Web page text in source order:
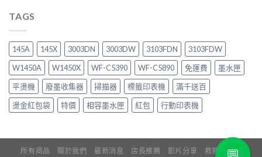
TAGS
145A 145X 3003DN 3003DW 3103FDN
3103FDW
W1450A
W1450X WF-C5390 WF-C5890 免運費
墨水匣
平燙機
廢墨收集器 掃描器 標籤印表機
滿千送百
燙金紅包袋
特價 相容墨水匣 紅包 行動印表機
所有商品 關於我們 最新消息 店長推薦 影片分享 救救印表機